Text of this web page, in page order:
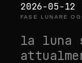
2026-05-12
FASE LUNARE
la luna